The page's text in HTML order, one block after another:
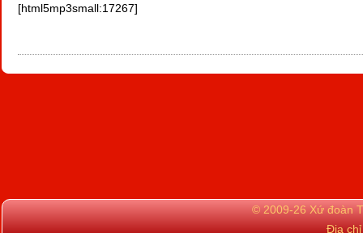
[html5mp3small:17267]
© 2009-26 Xứ đoàn
Địa